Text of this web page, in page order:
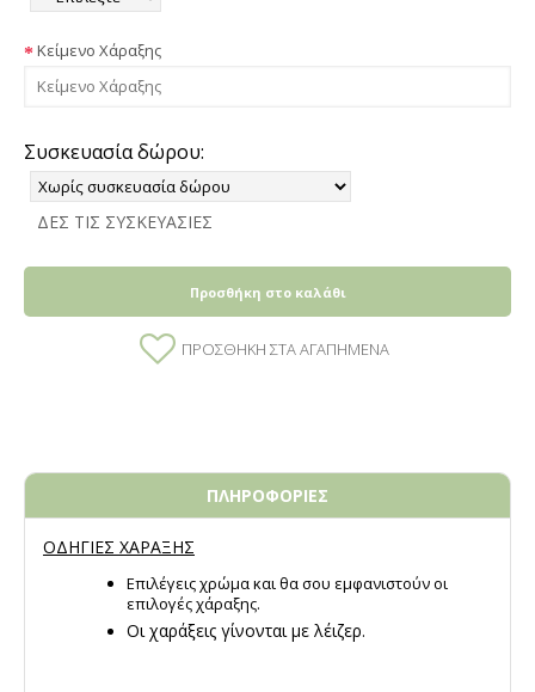
Κείμενο Χάραξης
Συσκευασία δώρου:
ΔΕΣ ΤΙΣ ΣΥΣΚΕΥΑΣΙΕΣ
Προσθήκη στο καλάθι
ΠΡΟΣΘΉΚΗ ΣΤΑ ΑΓΑΠΗΜΈΝΑ
ΠΛΗΡΟΦΟΡΙΕΣ
ΟΔΗΓΙΕΣ ΧΑΡΑΞΗΣ
Επιλέγεις χρώμα και θα σου εμφανιστούν οι
επιλογές χάραξης.
Οι χαράξεις γίνονται με λέιζερ.